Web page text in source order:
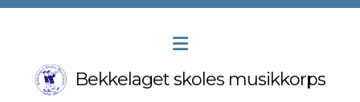
Bekkelaget skoles musikkorps